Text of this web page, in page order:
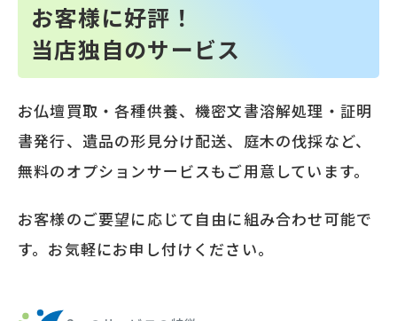
お客様に好評！
当店独自のサービス
お仏壇買取・各種供養、機密文書溶解処理・証明
書発行、遺品の形見分け配送、庭木の伐採など、
無料のオプションサービスもご用意しています。
お客様のご要望に応じて自由に組み合わせ可能で
す。お気軽にお申し付けください。